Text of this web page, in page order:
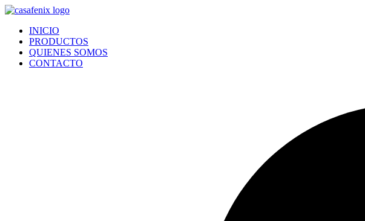
Ir
contenidoINICIO
PRODUCTOS
QUIENES SOMOS
CONTACTO